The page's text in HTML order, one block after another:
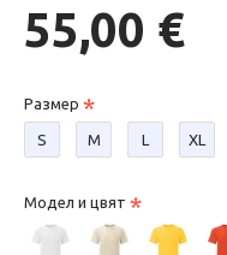
55,00 €
Размер
S М L XL
Модел и цвят